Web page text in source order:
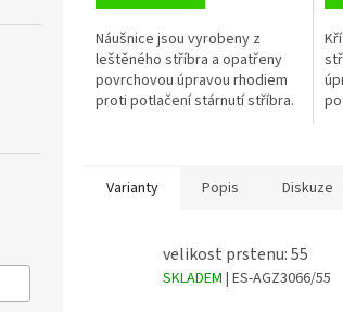
Náušnice jsou vyrobeny z
leštěného stříbra a opatřeny
povrchovou úpravou rhodiem
proti potlačení stárnutí stříbra.
Varianty Popis Diskuze
velikost prstenu: 55
SKLADEM | ES-AGZ3066/55